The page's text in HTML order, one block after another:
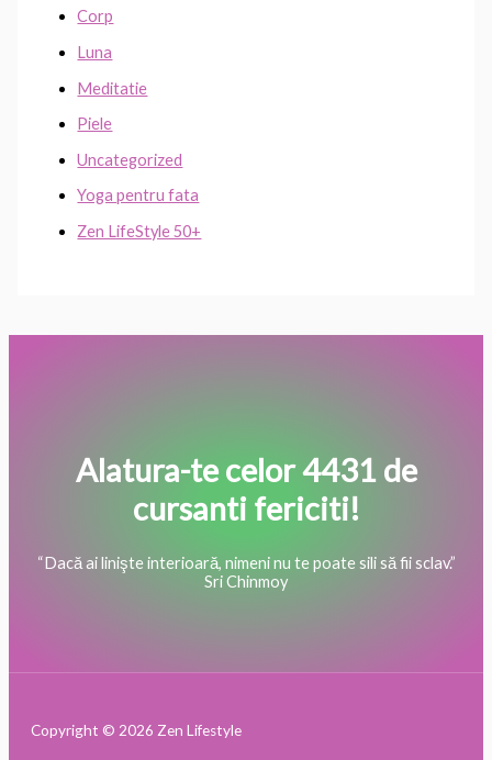
Corp
Luna
Meditatie
Piele
Uncategorized
Yoga pentru fata
Zen LifeStyle 50+
Alatura-te celor 4431 de
cursanti fericiti!
“Dacă ai linişte interioară, nimeni nu te poate sili să fii sclav.”
Sri Chinmoy
Copyright © 2026 Zen Lifestyle